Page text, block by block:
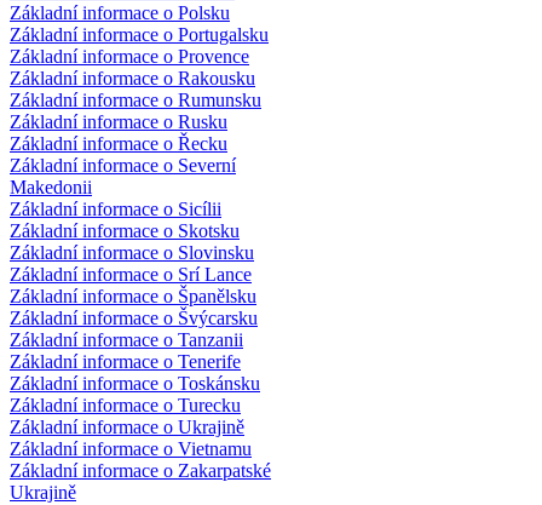
Základní informace o Polsku
Základní informace o Portugalsku
Základní informace o Provence
Základní informace o Rakousku
Základní informace o Rumunsku
Základní informace o Rusku
Základní informace o Řecku
Základní informace o Severní
Makedonii
Základní informace o Sicílii
Základní informace o Skotsku
Základní informace o Slovinsku
Základní informace o Srí Lance
Základní informace o Španělsku
Základní informace o Švýcarsku
Základní informace o Tanzanii
Základní informace o Tenerife
Základní informace o Toskánsku
Základní informace o Turecku
Základní informace o Ukrajině
Základní informace o Vietnamu
Základní informace o Zakarpatské
Ukrajině